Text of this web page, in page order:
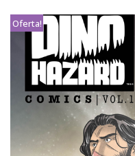
Oferta!